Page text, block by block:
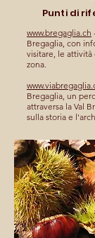
Punti di
www.bregaglia.ch
Bregaglia, con
visitare, le
zona.
Bregaglia, un
attraversa la Val
sulla storia e